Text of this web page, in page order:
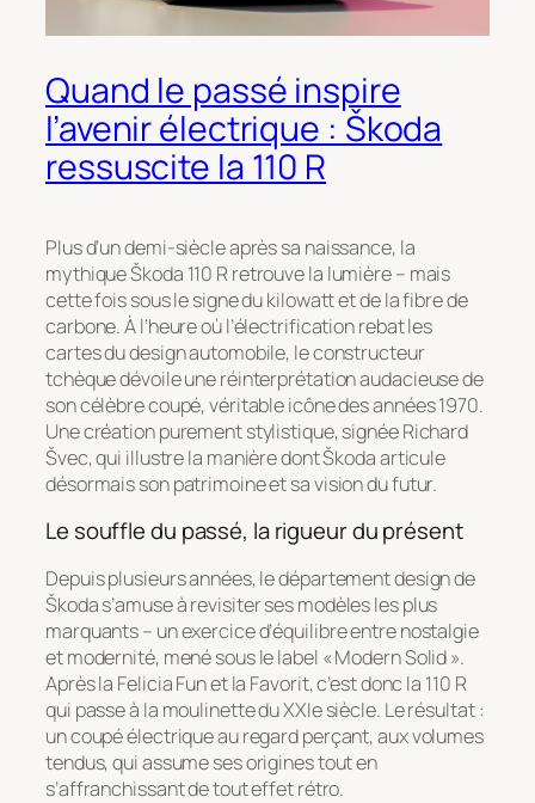
Quand le passé inspire
l’avenir électrique : Škoda
ressuscite la 110 R
Plus d’un demi-siècle après sa naissance, la
mythique Škoda 110 R retrouve la lumière – mais
cette fois sous le signe du kilowatt et de la fibre de
carbone. À l’heure où l’électrification rebat les
cartes du design automobile, le constructeur
tchèque dévoile une réinterprétation audacieuse de
son célèbre coupé, véritable icône des années 1970.
Une création purement stylistique, signée Richard
Švec, qui illustre la manière dont Škoda articule
désormais son patrimoine et sa vision du futur.
Le souffle du passé, la rigueur du présent
Depuis plusieurs années, le département design de
Škoda s’amuse à revisiter ses modèles les plus
marquants – un exercice d’équilibre entre nostalgie
et modernité, mené sous le label « Modern Solid ».
Après la Felicia Fun et la Favorit, c’est donc la 110 R
qui passe à la moulinette du XXIe siècle. Le résultat :
un coupé électrique au regard perçant, aux volumes
tendus, qui assume ses origines tout en
s’affranchissant de tout effet rétro.